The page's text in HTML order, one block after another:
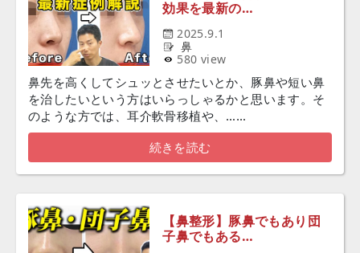
効果を最新の…
2025.9.1
鼻
580 view
鼻先を高くしてシュッとさせたいとか、豚鼻や短い鼻
を治したいという方はいらっしゃるかと思います。そ
のような方では、耳介軟骨移植や、……
続きを読む
【鼻整形】豚鼻でもあり団
子鼻でもある…